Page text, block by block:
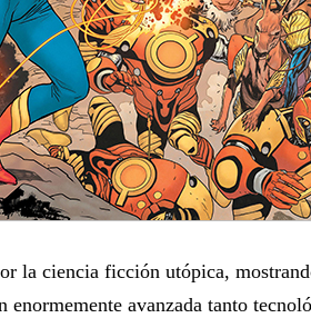
la ciencia ficción utópica,
avanzada tanto